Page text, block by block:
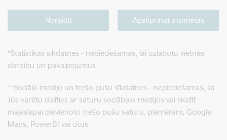
Noraidīt Apstiprināt atzīmētās
*Statistikas sīkdatnes - nepieciešamas, lai uzlabotu vietnes
darbību un pakalpojumus.
**Sociālo mediju un trešo pušu sīkdatnes - nepieciešamas, lai
Jūs varētu dalīties ar saturu sociālajos medijos vai skatīt
mājaslapai pievienoto trešo pušu saturu, piemēram, Google
Maps, PowerBI vai citus.